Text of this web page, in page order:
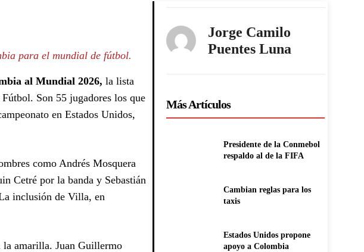
para el mundial de fútbol.
al Mundial 2026, la lista
Son 55 jugadores los que
en Estados Unidos,
como Andrés Mosquera
Cetré por la banda y Sebastián
inclusión de Villa, en
la amarilla. Juan Guillermo
Jorge Camilo
Puentes Luna
Más Artículos
Presidente de la Conmebol
respaldo al de la FIFA
Cambian reglas para los
taxis
Estados Unidos propone
apoyo a Colombia